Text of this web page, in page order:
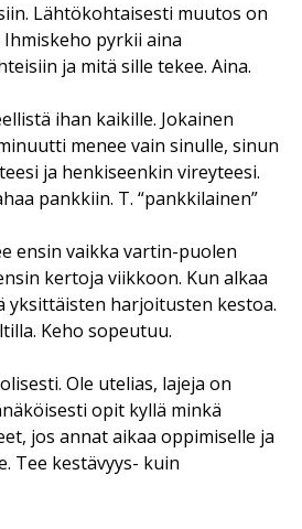
Lähtökohtaisesti muutos on
pyrkii aina
ja mitä sille tekee. Aina.
ihan kaikille. Jokainen
menee vain sinulle, sinun
ja henkiseenkin vireyteesi.
pankkiin. T. “pankkilainen”
ensin vaikka vartin-puolen
kertoja viikkoon. Kun alkaa
yksittäisten harjoitusten kestoa.
Keho sopeutuu.
Ole utelias, lajeja on
opit kyllä minkä
jos annat aikaa oppimiselle ja
Tee kestävyys- kuin